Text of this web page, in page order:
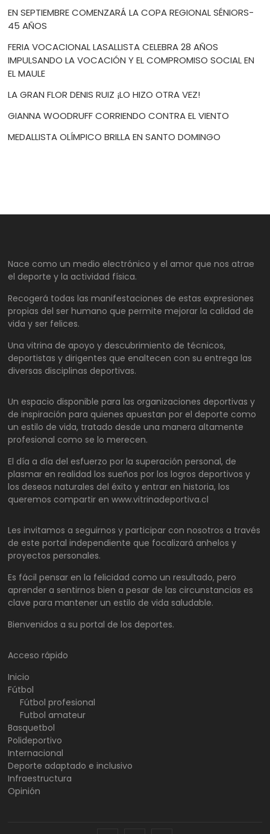
EN SEPTIEMBRE COMENZARÁ LA COPA REGIONAL SÉNIORS-
45 AÑOS
FERIA VOCACIONAL LASALLISTA CELEBRA 28 AÑOS
IMPULSANDO LA VOCACIÓN Y EL COMPROMISO SOCIAL EN
EL MAULE
LA GRAN FLOR DENIS RUIZ ¡LO HIZO OTRA VEZ!
GIANNA WOODRUFF CORRIENDO CONTRA EL VIENTO
MEDALLISTA OLÍMPICO BRILLA EN SANTO DOMINGO
Nace como un medio electrónico y el amor que nos atrae
el deporte y la actividad física.
Recogerá todas las manifestaciones de estas expresiones
propias del ser humano que permite mejorar la calidad de
vida y ser felices.
Una vitrina de apoyo y descubrimiento de técnicos,
deportistas y dirigentes que enaltecen con su entrega las
diversas disciplinas deportivas.
Un espacio disponible para las organizaciones deportivas y
de inspiración para quienes apuestan por el deporte como
un estilo de vida, tratado desde una manera altamente
profesional como se lo merecen.
El día a día del esfuerzo por la superación personal, de
plasmar en realidad los sueños por los logros deportivos y
los deseos naturales del éxito y entrar en historia, los
queremos compartir en www.vitrinadeportiva.cl
Les invitamos a seguirnos y participar con nosotros a través
de este portal independiente que focalizará anhelos y
proyectos personales.
Es fácil pensar en la felicidad como un resultado, pero
aprender a sentirnos bien a pesar de las circunstancias es
clave para mantener un estilo de vida saludable.
Bienvenidos a su portal de los deportes.
Acceso rápido
Inicio
Fútbol
Fútbol profesional
Futbol amateur
Basquetbol
Polideportivo
Internacional
Deporte adaptado e inclusivo
Infraestructura
Opinión